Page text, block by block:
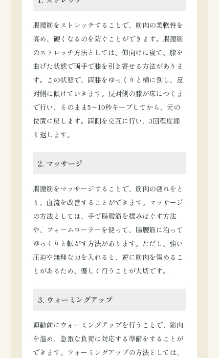
腸腰筋をストレッチすることで、筋肉の柔軟性を
高め、硬くなるのを防ぐことができます。腸腰筋
のストレッチ方法としては、仰向けに寝て、膝を
曲げた状態で両手で膝を引き寄せる方法がありま
す。この状態で、両膝をゆっくりと横に倒し、反
対側に傾けていきます。反対側の膝が床につくま
で行い、そのまま5〜10秒キープしてから、元の
位置に戻します。両側を交互に行い、3回程度繰
り返します。
2. マッサージ
腸腰筋をマッサージすることで、筋肉の疲れをと
り、血流を改善することができます。マッサージ
の方法としては、手で腸腰筋を揉みほぐす方法
や、フォームローラーを使って、腸腰筋に沿って
ゆっくりと転がす方法があります。ただし、強い
圧迫や無理な力を入れると、逆に筋肉を傷めるこ
とがあるため、優しく行うことが大切です。
3. ウォーミングアップ
運動前にウォーミングアップを行うことで、筋肉
を温め、急激な負荷に対応する準備をすることが
できます。ウォーミングアップの方法としては、